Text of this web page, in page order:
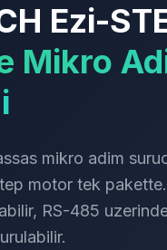
Ezi-
Mikro
mikro adim
motor tek
RS-485